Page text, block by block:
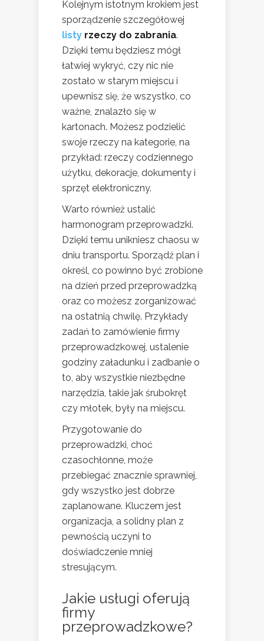
Kolejnym istotnym krokiem jest
sporządzenie szczegółowej
listy rzeczy do zabrania.
Dzięki temu będziesz mógł
łatwiej wykryć, czy nic nie
zostało w starym miejscu i
upewnisz się, że wszystko, co
ważne, znalazło się w
kartonach. Możesz podzielić
swoje rzeczy na kategorie, na
przykład: rzeczy codziennego
użytku, dekoracje, dokumenty i
sprzęt elektroniczny.
Warto również ustalić
harmonogram przeprowadzki.
Dzięki temu unikniesz chaosu w
dniu transportu. Sporządź plan i
określ, co powinno być zrobione
na dzień przed przeprowadzką
oraz co możesz zorganizować
na ostatnią chwilę. Przykłady
zadań to zamówienie firmy
przeprowadzkowej, ustalenie
godziny załadunku i zadbanie o
to, aby wszystkie niezbędne
narzędzia, takie jak śrubokręt
czy młotek, były na miejscu.
Przygotowanie do
przeprowadzki, choć
czasochłonne, może
przebiegać znacznie sprawniej,
gdy wszystko jest dobrze
zaplanowane. Kluczem jest
organizacja, a solidny plan z
pewnością uczyni to
doświadczenie mniej
stresującym.
Jakie usługi oferują
firmy
przeprowadzkowe?